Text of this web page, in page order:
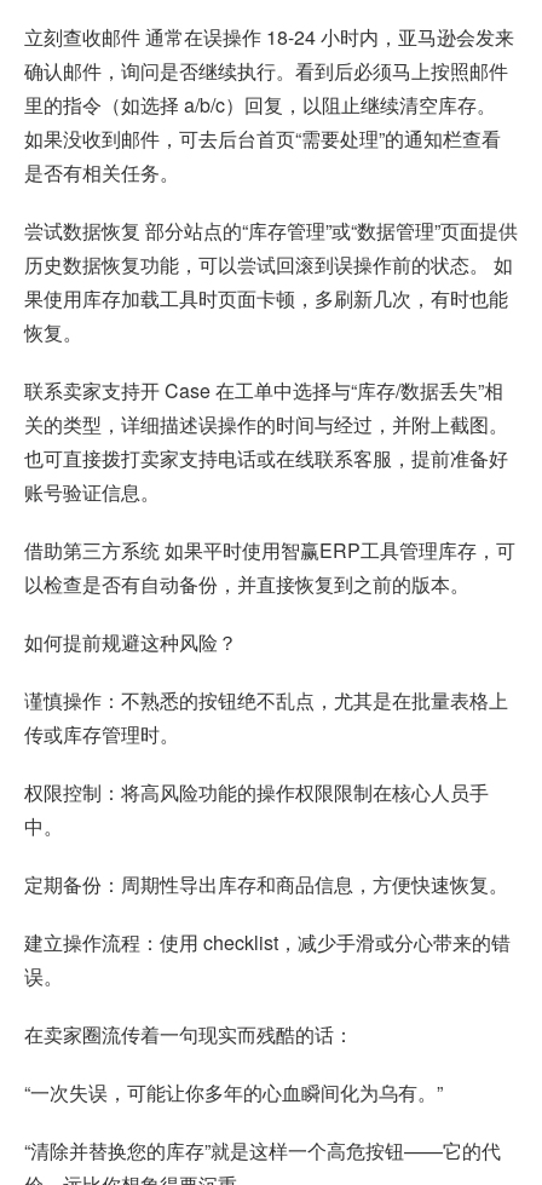
立刻查收邮件 通常在误操作 18-24 小时内，亚马逊会发来
确认邮件，询问是否继续执行。看到后必须马上按照邮件
里的指令（如选择 a/b/c）回复，以阻止继续清空库存。
如果没收到邮件，可去后台首页“需要处理”的通知栏查看
是否有相关任务。
尝试数据恢复 部分站点的“库存管理”或“数据管理”页面提供
历史数据恢复功能，可以尝试回滚到误操作前的状态。 如
果使用库存加载工具时页面卡顿，多刷新几次，有时也能
恢复。
联系卖家支持开 Case 在工单中选择与“库存/数据丢失”相
关的类型，详细描述误操作的时间与经过，并附上截图。
也可直接拨打卖家支持电话或在线联系客服，提前准备好
账号验证信息。
借助第三方系统 如果平时使用智赢ERP工具管理库存，可
以检查是否有自动备份，并直接恢复到之前的版本。
如何提前规避这种风险？
谨慎操作：不熟悉的按钮绝不乱点，尤其是在批量表格上
传或库存管理时。
权限控制：将高风险功能的操作权限限制在核心人员手
中。
定期备份：周期性导出库存和商品信息，方便快速恢复。
建立操作流程：使用 checklist，减少手滑或分心带来的错
误。
在卖家圈流传着一句现实而残酷的话：
“一次失误，可能让你多年的心血瞬间化为乌有。”
“清除并替换您的库存”就是这样一个高危按钮——它的代